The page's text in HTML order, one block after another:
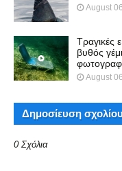
August
Τραγικές
βυθός
August
Δημοσίευση
0 Σχόλια